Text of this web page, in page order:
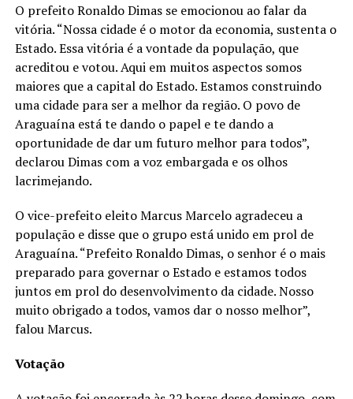
O prefeito Ronaldo Dimas se emocionou ao falar da
vitória. “Nossa cidade é o motor da economia, sustenta o
Estado. Essa vitória é a vontade da população, que
acreditou e votou. Aqui em muitos aspectos somos
maiores que a capital do Estado. Estamos construindo
uma cidade para ser a melhor da região. O povo de
Araguaína está te dando o papel e te dando a
oportunidade de dar um futuro melhor para todos”,
declarou Dimas com a voz embargada e os olhos
lacrimejando.
O vice-prefeito eleito Marcus Marcelo agradeceu a
população e disse que o grupo está unido em prol de
Araguaína. “Prefeito Ronaldo Dimas, o senhor é o mais
preparado para governar o Estado e estamos todos
juntos em prol do desenvolvimento da cidade. Nosso
muito obrigado a todos, vamos dar o nosso melhor”,
falou Marcus.
Votação